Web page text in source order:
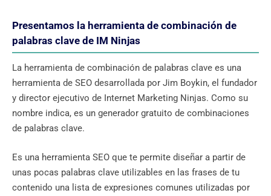
Presentamos la herramienta de combinación de
palabras clave de IM Ninjas
La herramienta de combinación de palabras clave es una
herramienta de SEO desarrollada por Jim Boykin, el fundador
y director ejecutivo de Internet Marketing Ninjas. Como su
nombre indica, es un generador gratuito de combinaciones
de palabras clave.
Es una herramienta SEO que te permite diseñar a partir de
unas pocas palabras clave utilizables en las frases de tu
contenido una lista de expresiones comunes utilizadas por